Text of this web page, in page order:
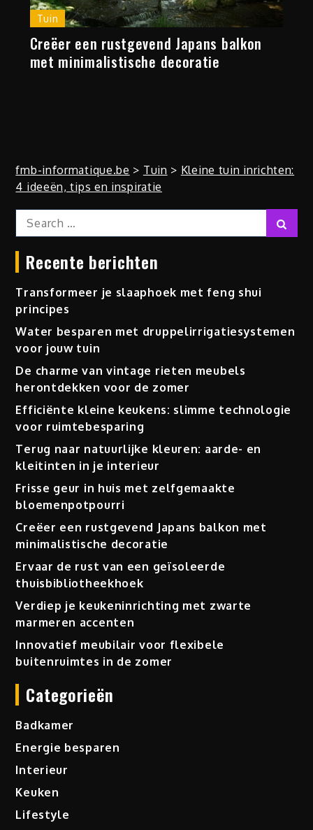
Tuin
Creëer een rustgevend Japans balkon
met minimalistische decoratie
fmb-informatique.be > Tuin > Kleine tuin inrichten:
4 ideeën, tips en inspiratie
Search
for:
Recente berichten
Transformeer je slaaphoek met feng shui
principes
Water besparen met druppelirrigatiesystemen
voor jouw tuin
De charme van vintage rieten meubels
herontdekken voor de zomer
Efficiënte kleine keukens: slimme technologie
voor ruimtebesparing
Terug naar natuurlijke kleuren: aarde- en
kleitinten in je interieur
Frisse geur in huis met zelfgemaakte
bloemenpotpourri
Creëer een rustgevend Japans balkon met
minimalistische decoratie
Ervaar de rust van een geïsoleerde
thuisbibliotheekhoek
Verdiep je keukeninrichting met zwarte
marmeren accenten
Innovatief meubilair voor flexibele
buitenruimtes in de zomer
Categorieën
Badkamer
Energie besparen
Interieur
Keuken
Lifestyle